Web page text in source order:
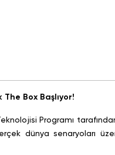
Box Başlıyor!
Programı
dünya senaryoları